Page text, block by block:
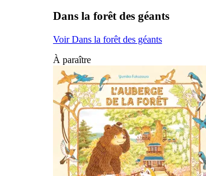
Dans la forêt des géants
Voir Dans la forêt des géants
À paraître